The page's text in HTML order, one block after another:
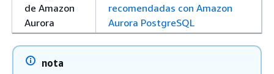
de Amazon
Aurora
recomendadas con Amazon
Aurora PostgreSQL
nota